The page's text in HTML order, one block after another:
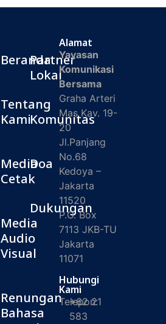
Beranda
Tentang
Kami
Media
Cetak
Media
Audio
Visual
Renungan
Bahasa
Partner
Lokal
Komunitas
Doa
Dukungan
Alamat
Yayasan
Komunikasi
Bersama
Graha Arteri
Mas Kav. 19-
20
Jl.Panjang
No.68
Kedoya –
Jakarta
11520
P.O. Box
7113 JKB-TU
Jakarta
11071
Hubungi
Kami
Telepon:
+62 21
583